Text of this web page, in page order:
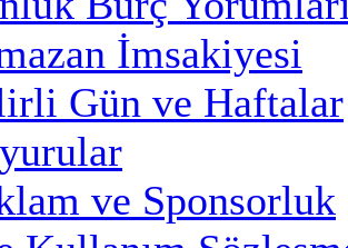
İmsakiyesi
Gün ve Haftalar
ve Sponsorluk